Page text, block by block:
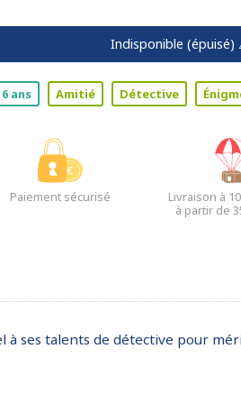
Indisponible (épuisé)
ans Amitié Détective
Paiement sécurisé
Livraison à
à partir de
ses talents de détective pour